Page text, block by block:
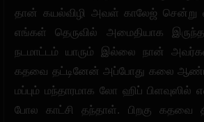
தான் கயல்விழி அவள் காலேஜ் சென்று
எங்கள் தெருவில் அமைதியாக
நடமாட்டம் யாரும் இல்லை நான்
கதவை தட்டினேன் அப்போது கலை
மப்பும் மந்தாரமாக லோ ஹிப்
போல காட்சி தந்தாள். பிறகு கதவை